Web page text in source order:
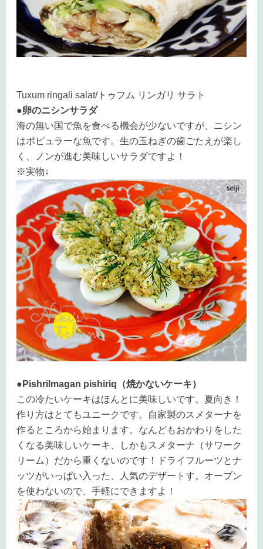
Tuxum ringali salat/トゥフム リンガリ サラト
●卵のニシンサラダ
海の無い国で魚を食べる機会が少ないですが、ニシン
はポピュラーな魚です。生の玉ねぎの歯ごたえが楽し
く、ノンが進む美味しいサラダですよ！
※実物↓
●Pishrilmagan pishiriq（焼かないケーキ）
この冷たいケーキはほんとに美味しいです。夏向き！
作り方はとてもユニークです。自家製のスメターナを
作るところから始まります。なんどもおかわりをした
くなる美味しいケーキ、しかもスメターナ（サワーク
リーム）だから重くないのです！ドライフルーツとナ
ッツがいっぱい入った、人気のデザートす。オーブン
を使わないので、手軽にできますよ！